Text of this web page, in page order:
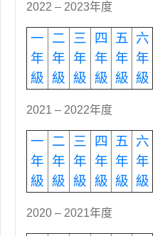
2022 – 2023年度
一
年
級
二
年
級
三
年
級
四
年
級
五
年
級
六
年
級
2021 – 2022年度
一
年
級
二
年
級
三
年
級
四
年
級
五
年
級
六
年
級
2020 – 2021年度